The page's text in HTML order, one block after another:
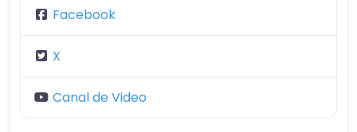
Facebook
X
Canal de Video